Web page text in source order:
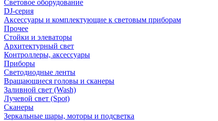
Световое оборудование
DJ-серия
Аксессуары и комплектующие к световым приборам
Прочее
Стойки и элеваторы
Архитектурный свет
Контроллеры, аксессуары
Приборы
Светодиодные ленты
Вращающиеся головы и сканеры
Заливной свет (Wash)
Лучевой свет (Spot)
Сканеры
Зеркальные шары, моторы и подсветка